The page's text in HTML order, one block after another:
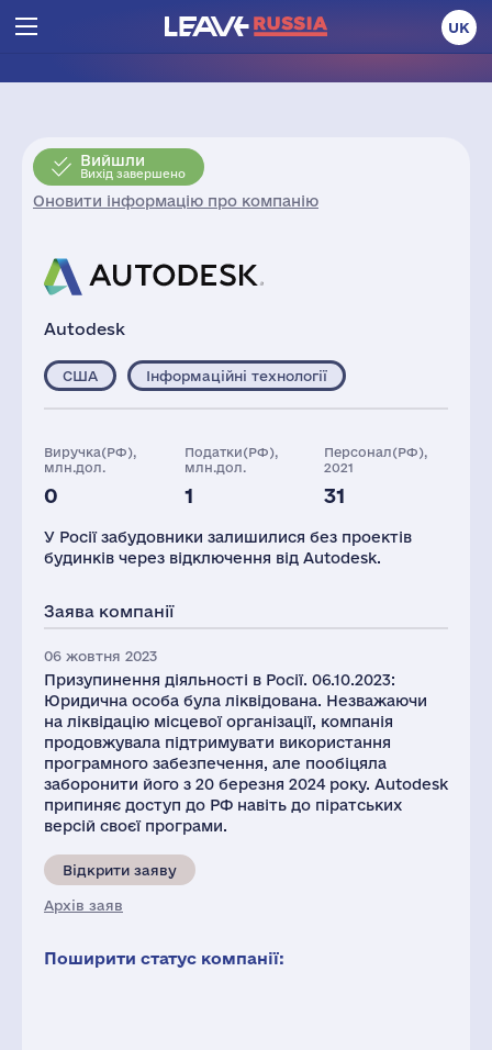
UK
Вийшли
Вихід завершено
Оновити інформацію про компанію
Autodesk
США Інформаційні технології
Виручка(РФ),
млн.дол.
0
Податки(РФ),
млн.дол.
1
Персонал(РФ),
2021
31
млн.дол.
5497
У Росії забудовники залишилися без проектів
будинків через відключення від Autodesk.
Заява компанії
06 жовтня 2023
Призупинення діяльності в Росії. 06.10.2023:
Юридична особа була ліквідована. Незважаючи
на ліквідацію місцевої організації, компанія
продовжувала підтримувати використання
програмного забезпечення, але пообіцяла
заборонити його з 20 березня 2024 року. Autodesk
припиняє доступ до РФ навіть до піратських
версій своєї програми.
Відкрити заяву
Архів заяв
Поширити статус компанії: